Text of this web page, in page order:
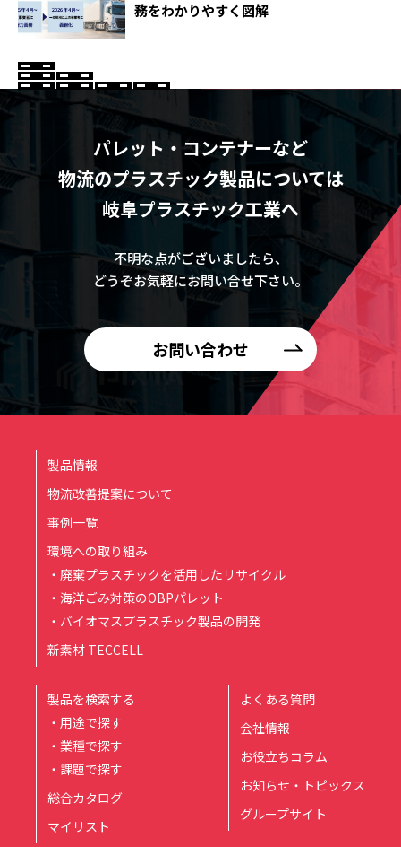
務をわかりやすく図解
パレット・コンテナーなど
物流のプラスチック製品については
岐阜プラスチック工業へ
不明な点がございましたら、
どうぞお気軽にお問い合せ下さい。
お問い合わせ
製品情報
物流改善提案について
事例一覧
環境への取り組み
・廃棄プラスチックを活用したリサイクル
・海洋ごみ対策のOBPパレット
・バイオマスプラスチック製品の開発
新素材 TECCELL
製品を検索する
・用途で探す
・業種で探す
・課題で探す
総合カタログ
マイリスト
よくある質問
会社情報
お役立ちコラム
お知らせ・トピックス
グループサイト